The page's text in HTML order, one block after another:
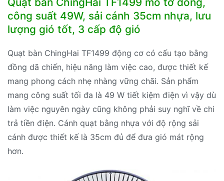
lượng
công suất 49W, sải cánh 35cm nhựa, lưu
lượng gió tốt, 3 cấp độ gió
Quạt bàn ChingHai TF1499 động cơ có cấu tạo bằng
đồng dã chiến, hiệu năng làm việc cao, được thiết kế
mang phong cách nhẹ nhàng vững chãi. Sản phẩm
mang công suất tối đa là 49 W tiết kiệm điện vì vậy dù
làm việc nguyên ngày cũng không phải suy nghĩ về chi
trả tiền điện. Cánh quạt bằng nhựa với độ rộng sải
cánh được thiết kế là 35cm đủ để đưa gió mát rộng
hơn.